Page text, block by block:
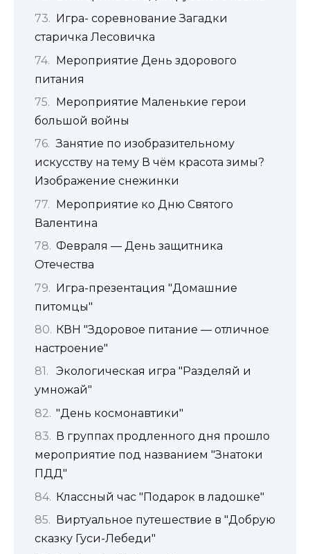
Игра- соревнование Загадки
старичка Лесовичка
Мероприятие День здорового
питания
Мероприятие Маленькие герои
большой войны
Занятие по изобразительному
искусству на тему В чём красота зимы?
Изображение снежинки
Мероприятие ко Дню Святого
Валентина
Февраля — День защитника
Отечества
Игра-презентация "Домашние
питомцы"
КВН "Здоровое питание — отличное
настроение"
Экологическая игра "Разделяй и
умножай"
"День космонавтики"
В группах продленного дня прошло
мероприятие под названием "Знатоки
ПДД"
Классный час "Подарок в ладошке"
Виртуальное путешествие в "Добрую
сказку Гуси-Лебеди"